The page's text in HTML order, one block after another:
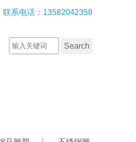
联系电话：13582042358